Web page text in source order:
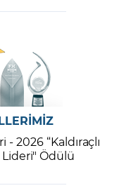
- 2026 “Kaldıraçlı
Ödülü